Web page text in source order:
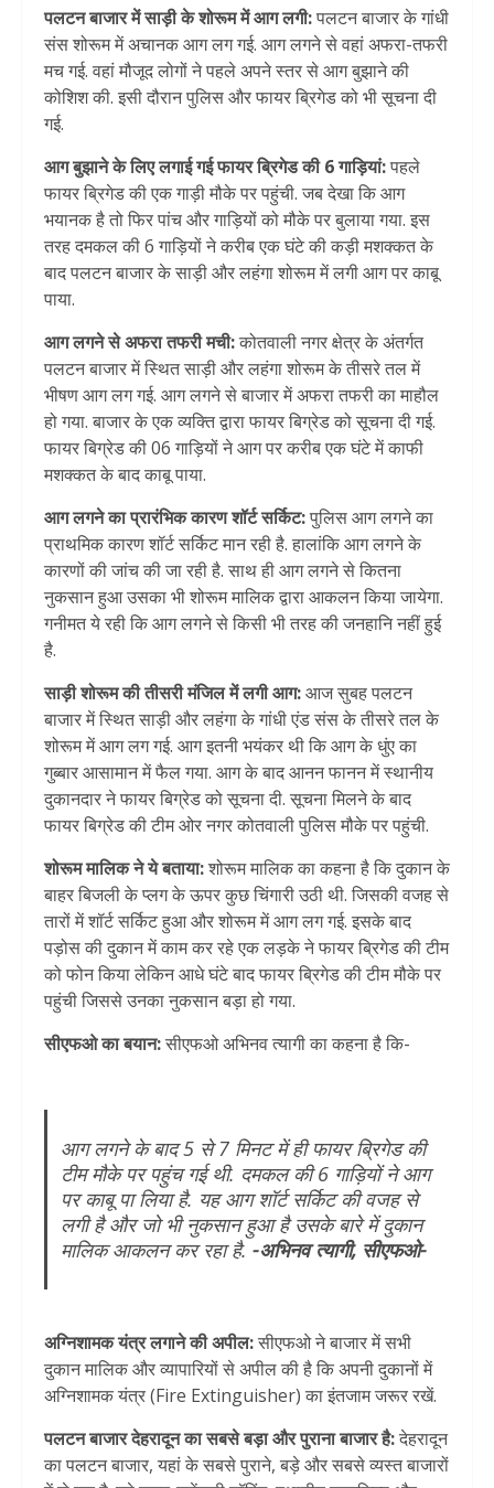
पलटन बाजार में साड़ी के शोरूम में आग लगी:पलटन बाजार के गांधी
संस शोरूम में अचानक आग लग गई. आग लगने से वहां अफरा-तफरी
मच गई. वहां मौजूद लोगों ने पहले अपने स्तर से आग बुझाने की
कोशिश की. इसी दौरान पुलिस और फायर ब्रिगेड को भी सूचना दी
गई.
आग बुझाने के लिए लगाई गई फायर ब्रिगेड की 6 गाड़ियां:पहले
फायर ब्रिगेड की एक गाड़ी मौके पर पहुंची. जब देखा कि आग
भयानक है तो फिर पांच और गाड़ियों को मौके पर बुलाया गया. इस
तरह दमकल की 6 गाड़ियों ने करीब एक घंटे की कड़ी मशक्कत के
बाद पलटन बाजार के साड़ी और लहंगा शोरूम में लगी आग पर काबू
पाया.
आग लगने से अफरा तफरी मची:कोतवाली नगर क्षेत्र के अंतर्गत
पलटन बाजार में स्थित साड़ी और लहंगा शोरूम के तीसरे तल में
भीषण आग लग गई. आग लगने से बाजार में अफरा तफरी का माहौल
हो गया. बाजार के एक व्यक्ति द्वारा फायर बिग्रेड को सूचना दी गई.
फायर बिग्रेड की 06 गाड़ियों ने आग पर करीब एक घंटे में काफी
मशक्कत के बाद काबू पाया.
आग लगने का प्रारंभिक कारण शॉर्ट सर्किट:पुलिस आग लगने का
प्राथमिक कारण शॉर्ट सर्किट मान रही है. हालांकि आग लगने के
कारणों की जांच की जा रही है. साथ ही आग लगने से कितना
नुकसान हुआ उसका भी शोरूम मालिक द्वारा आकलन किया जायेगा.
गनीमत ये रही कि आग लगने से किसी भी तरह की जनहानि नहीं हुई
है.
साड़ी शोरूम की तीसरी मंजिल में लगी आग:आज सुबह पलटन
बाजार में स्थित साड़ी और लहंगा के गांधी एंड संस के तीसरे तल के
शोरूम में आग लग गई. आग इतनी भयंकर थी कि आग के धुंए का
गुब्बार आसामान में फैल गया. आग के बाद आनन फानन में स्थानीय
दुकानदार ने फायर बिग्रेड को सूचना दी. सूचना मिलने के बाद
फायर बिग्रेड की टीम ओर नगर कोतवाली पुलिस मौके पर पहुंची.
शोरूम मालिक ने ये बताया:शोरूम मालिक का कहना है कि दुकान के
बाहर बिजली के प्लग के ऊपर कुछ चिंगारी उठी थी. जिसकी वजह से
तारों में शॉर्ट सर्किट हुआ और शोरूम में आग लग गई. इसके बाद
पड़ोस की दुकान में काम कर रहे एक लड़के ने फायर ब्रिगेड की टीम
को फोन किया लेकिन आधे घंटे बाद फायर ब्रिगेड की टीम मौके पर
पहुंची जिससे उनका नुकसान बड़ा हो गया.
सीएफओ का बयान:सीएफओ अभिनव त्यागी का कहना है कि-
आग लगने के बाद 5 से 7 मिनट में ही फायर ब्रिगेड की
टीम मौके पर पहुंच गई थी. दमकल की 6 गाड़ियों ने आग
पर काबू पा लिया है. यह आग शॉर्ट सर्किट की वजह से
लगी है और जो भी नुकसान हुआ है उसके बारे में दुकान
मालिक आकलन कर रहा है. -अभिनव त्यागी, सीएफओ-
अग्निशामक यंत्र लगाने की अपील:सीएफओ ने बाजार में सभी
दुकान मालिक और व्यापारियों से अपील की है कि अपनी दुकानों में
अग्निशामक यंत्र (Fire Extinguisher) का इंतजाम जरूर रखें.
पलटन बाजार देहरादून का सबसे बड़ा और पुराना बाजार है:देहरादून
का पलटन बाजार, यहां के सबसे पुराने, बड़े और सबसे व्यस्त बाजारों